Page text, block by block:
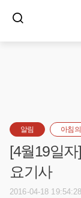
알림 아침
[4월19일
요기사
2016-04-18 19:54:28